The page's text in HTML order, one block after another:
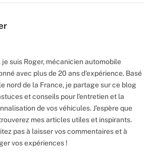
je suis Roger, mécanicien automobile
avec plus de 20 ans d'expérience. Basé
nord de la France, je partage sur ce blog
et conseils pour l'entretien et la
de vos véhicules. J'espère que
mes articles utiles et inspirants.
pas à laisser vos commentaires et à
vos expériences !